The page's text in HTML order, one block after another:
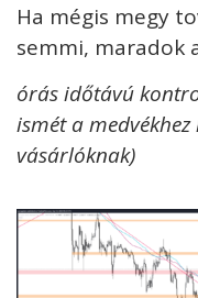
Ha mégis megy
semmi, maradok
órás időtávú
ismét a
vásárlóknak)